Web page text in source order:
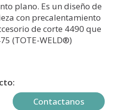
plano. Es un diseño de
con precalentamiento
de corte 4490 que
(TOTE-WELD®)
Contactanos